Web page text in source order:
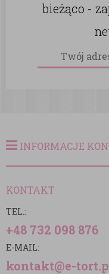
bieżąco -
INFORMACJE
KONTAKT
TEL.:
+48 732 098 876
E-MAIL:
kontakt@e-